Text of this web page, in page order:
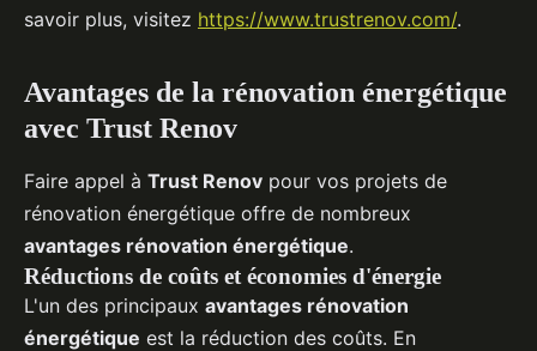
savoir plus, visitez https://www.trustrenov.com/.
Avantages de la rénovation énergétique
avec Trust Renov
Faire appel à Trust Renov pour vos projets de
rénovation énergétique offre de nombreux
avantages rénovation énergétique.
Réductions de coûts et économies d'énergie
L'un des principaux avantages rénovation
énergétique est la réduction des coûts. En